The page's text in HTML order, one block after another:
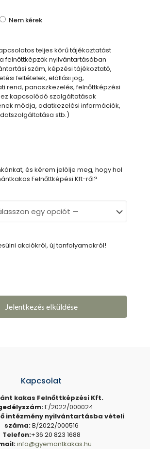
Nem kérek
teljes körű tájékoztatást
felnőttképzők nyilvántartásában
szám, képzési tájékoztató,
feltételek, elállási jog,
rend, panaszkezelés, felnőttképzési
kapcsolódó szolgáltatások
módja, adatkezelési információk,
stb.)
és kérem jelölje meg, hogy hol
Felnőttképési Kft-ről?
akciókról, új tanfolyamokról!
Kapcsolat
kakas Felnőttképzési Kft.
E/2022/000024
intézmény nyilvántartásba vételi
száma:B/2022/000516
Telefon:+36 20 823 1688
info@gyemantkakas.hu